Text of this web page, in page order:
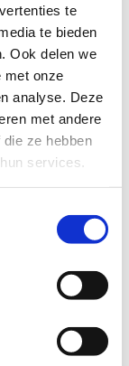
te
te bieden
Ook delen we
met onze
analyse. Deze
met andere
ze hebben
services.
Pick-Ups,
schrijf je in op
op het
Trucks.